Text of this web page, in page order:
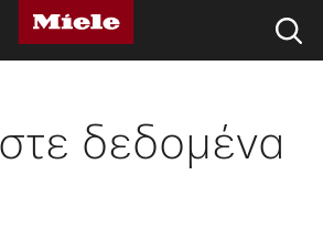
δεδομένα